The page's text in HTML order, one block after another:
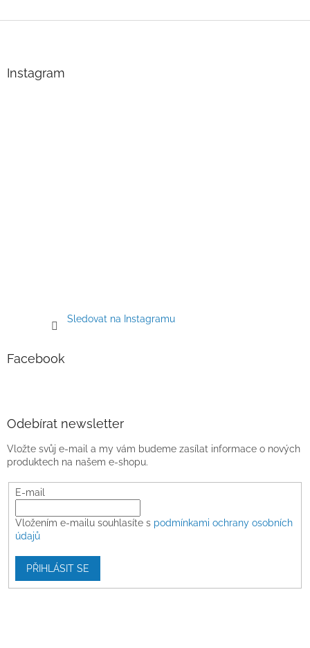
Instagram
Sledovat na Instagramu
Facebook
Odebírat newsletter
Vložte svůj e-mail a my vám budeme zasílat informace o nových
produktech na našem e-shopu.
E-mail
Vložením e-mailu souhlasíte s podmínkami ochrany osobních
údajů
PŘIHLÁSIT SE